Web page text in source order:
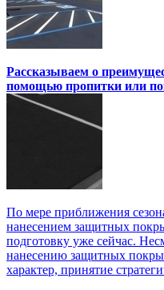
Рассказываем о
помощью пропитки или
По мере приближения
нанесением защитных
подготовку уже сейчас.
нанесению защитных
характер, принятие